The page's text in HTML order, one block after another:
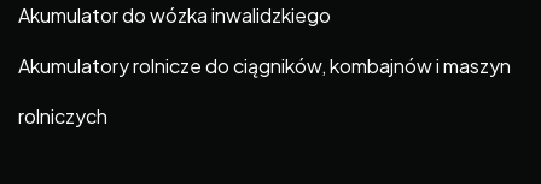
Akumulator do wózka inwalidzkiego
Akumulatory rolnicze do ciągników, kombajnów i maszyn
rolniczych